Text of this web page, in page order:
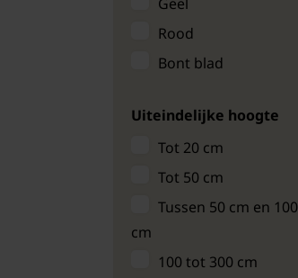
Rood
Bont blad
Uiteindelijke hoogte
Tot 20 cm
Tot 50 cm
Tussen 50 cm en 100
cm
100 tot 300 cm